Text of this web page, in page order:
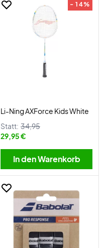
- 14%
Li-Ning AXForce Kids White
Statt: 34,95
29,95 €
In den Warenkorb